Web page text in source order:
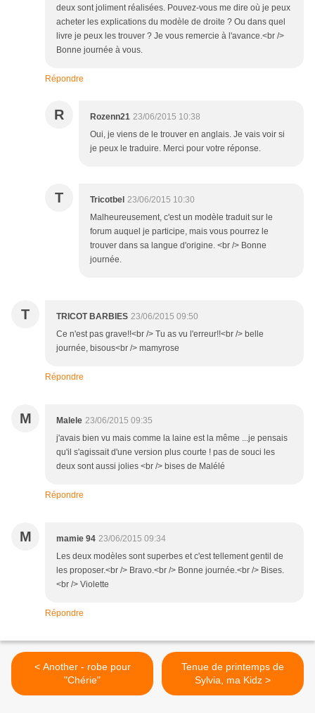
deux sont joliment réalisées. Pouvez-vous me dire où je peux
acheter les explications du modèle de droite ? Ou dans quel
livre je peux les trouver ? Je vous remercie à l'avance.<br />
Bonne journée à vous.
Répondre
R Rozenn21 23/06/2015 10:38
Oui, je viens de le trouver en anglais. Je vais voir si
je peux le traduire. Merci pour votre réponse.
T Tricotbel 23/06/2015 10:30
Malheureusement, c'est un modèle traduit sur le
forum auquel je participe, mais vous pourrez le
trouver dans sa langue d'origine. <br /> Bonne
journée.
T TRICOT BARBIES 23/06/2015 09:50
Ce n'est pas grave!!<br /> Tu as vu l'erreur!!<br /> belle
journée, bisous<br /> mamyrose
Répondre
M Malele 23/06/2015 09:35
j'avais bien vu mais comme la laine est la même ...je pensais
qu'il s'agissait d'une version plus courte ! pas de souci les
deux sont aussi jolies <br /> bises de Malélé
Répondre
M mamie 94 23/06/2015 09:34
Les deux modèles sont superbes et c'est tellement gentil de
les proposer.<br /> Bravo.<br /> Bonne journée.<br /> Bises.
<br /> Violette
Répondre
< Another - robe pour
"Chérie"
Tenue de printemps de
Sylvia, ma Kidz >